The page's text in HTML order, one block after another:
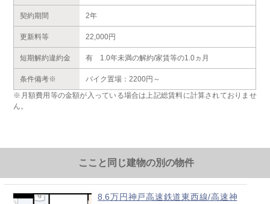
契約期間 2年
更新料等 22,000円
短期解約違約金 有 1.0年未満の解約/家賃等の1.0ヵ月
条件備考※
バイク置場：2200円～
※月額費用等の金額が入っている場合は上記総賃料に計算されておりませ
ん。
ここと同じ建物の別の物件
8.6万円神戸高速鉄道東西線/高速神